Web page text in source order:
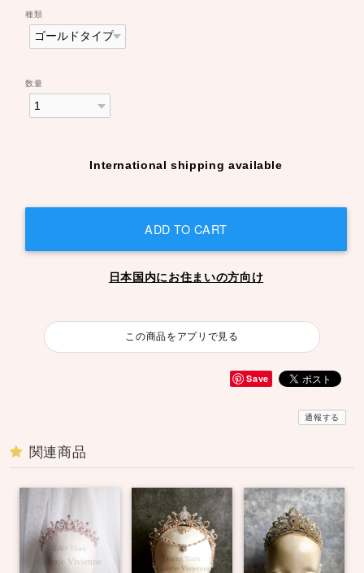
種類
数量
International shipping available
ADD TO CART
日本国内にお住まいの方向け
この商品をアプリで見る
Save
通報する
関連商品